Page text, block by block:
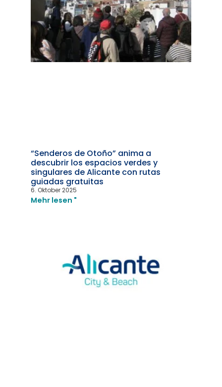
“Senderos de Otoño” anima a
descubrir los espacios verdes y
singulares de Alicante con rutas
guiadas gratuitas
6. Oktober 2025
Mehr lesen "